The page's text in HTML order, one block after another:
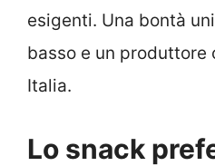
esigenti. Una bontà
basso e un produttore
Italia.
Lo snack